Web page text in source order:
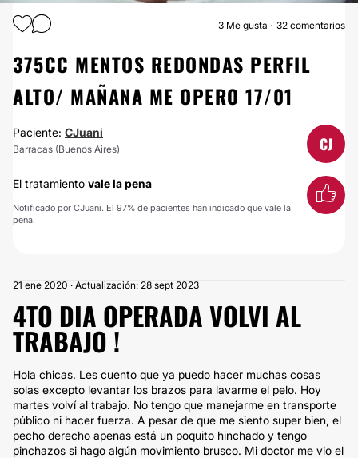
AUMENTO MAMAS
3 Me gusta 32 comentarios
375CC MENTOS REDONDAS PERFIL
ALTO/ MAÑANA ME OPERO 17/01
Paciente: CJuani
Barracas (Buenos Aires) CJ
El tratamiento vale la pena
Notificado por CJuani. El 97% de pacientes han indicado que vale la
pena.
21 ene 2020 · Actualización: 28 sept 2023
4TO DIA OPERADA VOLVI AL
TRABAJO !
Hola chicas. Les cuento que ya puedo hacer muchas cosas
solas excepto levantar los brazos para lavarme el pelo. Hoy
martes volví al trabajo. No tengo que manejarme en transporte
público ni hacer fuerza. A pesar de que me siento super bien, el
pecho derecho apenas está un poquito hinchado y tengo
pinchazos si hago algún movimiento brusco. Mi doctor me vio el